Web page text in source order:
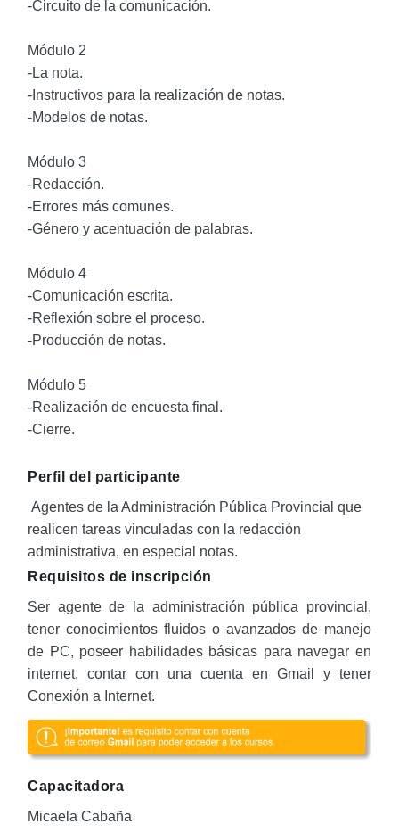
-Circuito de la comunicación.
Módulo 2
-La nota.
-Instructivos para la realización de notas.
-Modelos de notas.
Módulo 3
-Redacción.
-Errores más comunes.
-Género y acentuación de palabras.
Módulo 4
-Comunicación escrita.
-Reflexión sobre el proceso.
-Producción de notas.
Módulo 5
-Realización de encuesta final.
-Cierre.
Perfil del participante
Agentes de la Administración Pública Provincial que
realicen tareas vinculadas con la redacción
administrativa, en especial notas.
Requisitos de inscripción
Ser agente de la administración pública provincial,
tener conocimientos fluidos o avanzados de manejo
de PC, poseer habilidades básicas para navegar en
internet, contar con una cuenta en Gmail y tener
Conexión a Internet.
Capacitadora
Micaela Cabaña